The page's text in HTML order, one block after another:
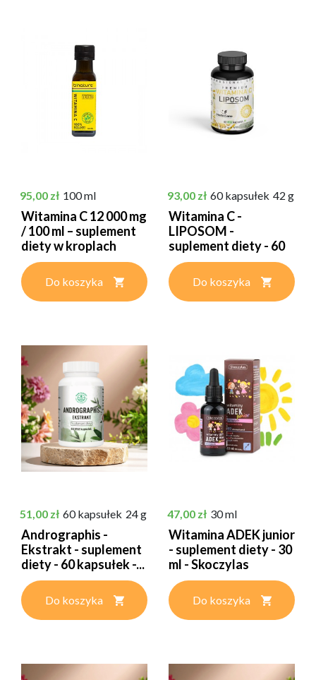
Cena
95,00 zł 100 ml
Witamina C 12 000 mg
/ 100 ml – suplement
diety w kroplach
Do koszyka
Cena
93,00 zł 60 kapsułek 42 g
Witamina C -
LIPOSOM -
suplement diety - 60
VEGE kapsułek...
Do koszyka
Cena
51,00 zł 60 kapsułek 24 g
Andrographis -
Ekstrakt - suplement
diety - 60 kapsułek -...
Do koszyka
Cena
47,00 zł 30 ml
Witamina ADEK junior
- suplement diety - 30
ml - Skoczylas
Do koszyka